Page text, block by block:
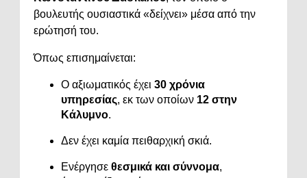
βουλευτής ουσιαστικά «δείχνει» μέσα από την
ερώτησή του.
Όπως επισημαίνεται:
Ο αξιωματικός έχει 30 χρόνια
υπηρεσίας, εκ των οποίων 12 στην
Κάλυμνο.
Δεν έχει καμία πειθαρχική σκιά.
Ενέργησε θεσμικά και σύννομα,